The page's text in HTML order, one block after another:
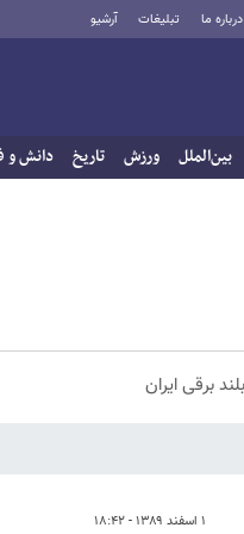
درباره ما تبلیغات آرشیو
بین‌الملل ورزش تاریخ دانش و
۱ اسفند ۱۳۸۹ - ۱۸:۴۲